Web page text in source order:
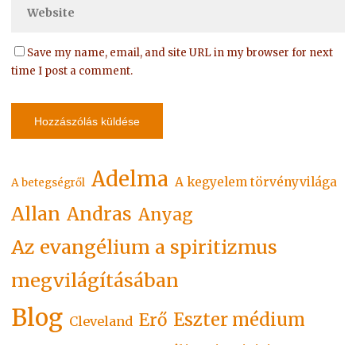
Save my name, email, and site URL in my browser for next
time I post a comment.
A betegségről Adelma A kegyelem törvényvilága
Allan Andras Anyag
Az evangélium a spiritizmus
megvilágításában
Blog Cleveland Erő Eszter médium